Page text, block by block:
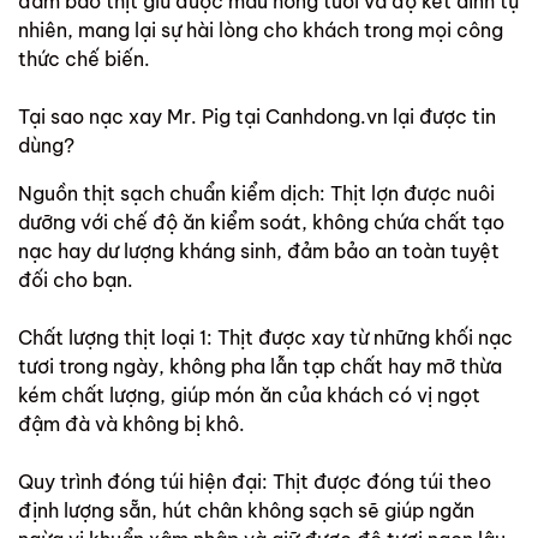
nhiên, mang lại sự hài lòng cho khách trong mọi công
thức chế biến.
Tại sao nạc xay Mr. Pig tại Canhdong.vn lại được tin
dùng?
Nguồn thịt sạch chuẩn kiểm dịch: Thịt lợn được nuôi
dưỡng với chế độ ăn kiểm soát, không chứa chất tạo
nạc hay dư lượng kháng sinh, đảm bảo an toàn tuyệt
đối cho bạn.
Chất lượng thịt loại 1: Thịt được xay từ những khối nạc
tươi trong ngày, không pha lẫn tạp chất hay mỡ thừa
kém chất lượng, giúp món ăn của khách có vị ngọt
đậm đà và không bị khô.
Quy trình đóng túi hiện đại: Thịt được đóng túi theo
định lượng sẵn, hút chân không sạch sẽ giúp ngăn